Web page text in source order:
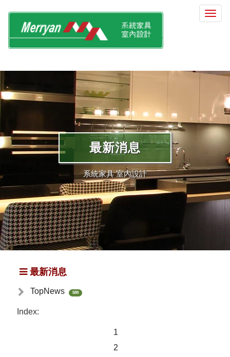
選
最新消息
系統家具 室內設計
最新消息
TopNews 589
Index:
1
2